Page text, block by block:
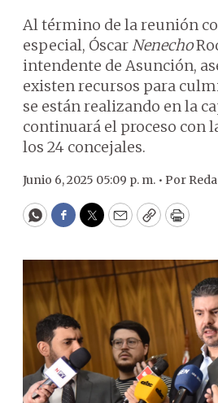
Al término de la reunión
especial, ÓscarNenecho
intendente de Asunción,
existen recursos para
se están realizando en la
continuará el proceso con
los 24 concejales.
Junio 6, 2025 05:09 p. m. • Por
WhatsApp
Facebook
Twitter
EmailCopyPrint